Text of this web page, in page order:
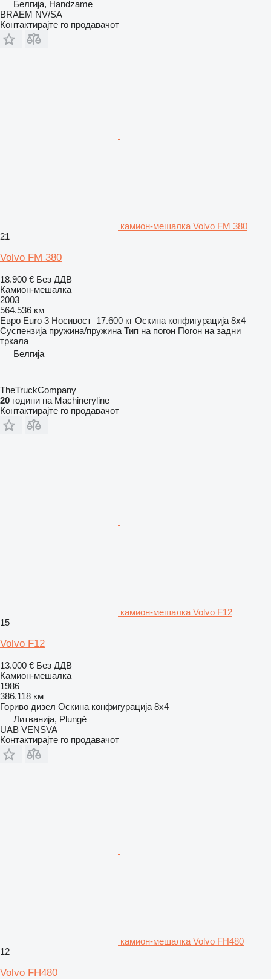
Белгија, Handzame
BRAEM NV/SA
Контактирајте го продавачот
камион-мешалка Volvo FM 380
21
Volvo FM 380
18.900 € Без ДДВ
Камион-мешалка
2003
564.536 км
Евро Euro 3 Носивост 17.600 кг Оскина конфигурација 8x4
Суспензија пружина/пружина Тип на погон Погон на задни
тркала
Белгија
TheTruckCompany
20 години на Machineryline
Контактирајте го продавачот
камион-мешалка Volvo F12
15
Volvo F12
13.000 € Без ДДВ
Камион-мешалка
1986
386.118 км
Гориво дизел Оскина конфигурација 8x4
Литванија, Plungė
UAB VENSVA
Контактирајте го продавачот
камион-мешалка Volvo FH480
12
Volvo FH480